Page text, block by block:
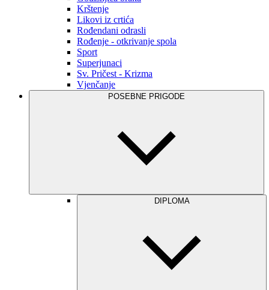
Krštenje
Likovi iz crtića
Rođendani odrasli
Rođenje - otkrivanje spola
Sport
Superjunaci
Sv. Pričest - Krizma
Vjenčanje
POSEBNE PRIGODE
DIPLOMA